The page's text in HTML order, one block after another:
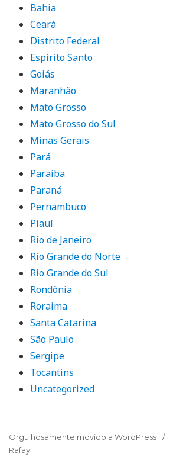
Bahia
Ceará
Distrito Federal
Espírito Santo
Goiás
Maranhão
Mato Grosso
Mato Grosso do Sul
Minas Gerais
Pará
Paraíba
Paraná
Pernambuco
Piauí
Rio de Janeiro
Rio Grande do Norte
Rio Grande do Sul
Rondônia
Roraima
Santa Catarina
São Paulo
Sergipe
Tocantins
Uncategorized
Orgulhosamente movido a WordPress
Rafay